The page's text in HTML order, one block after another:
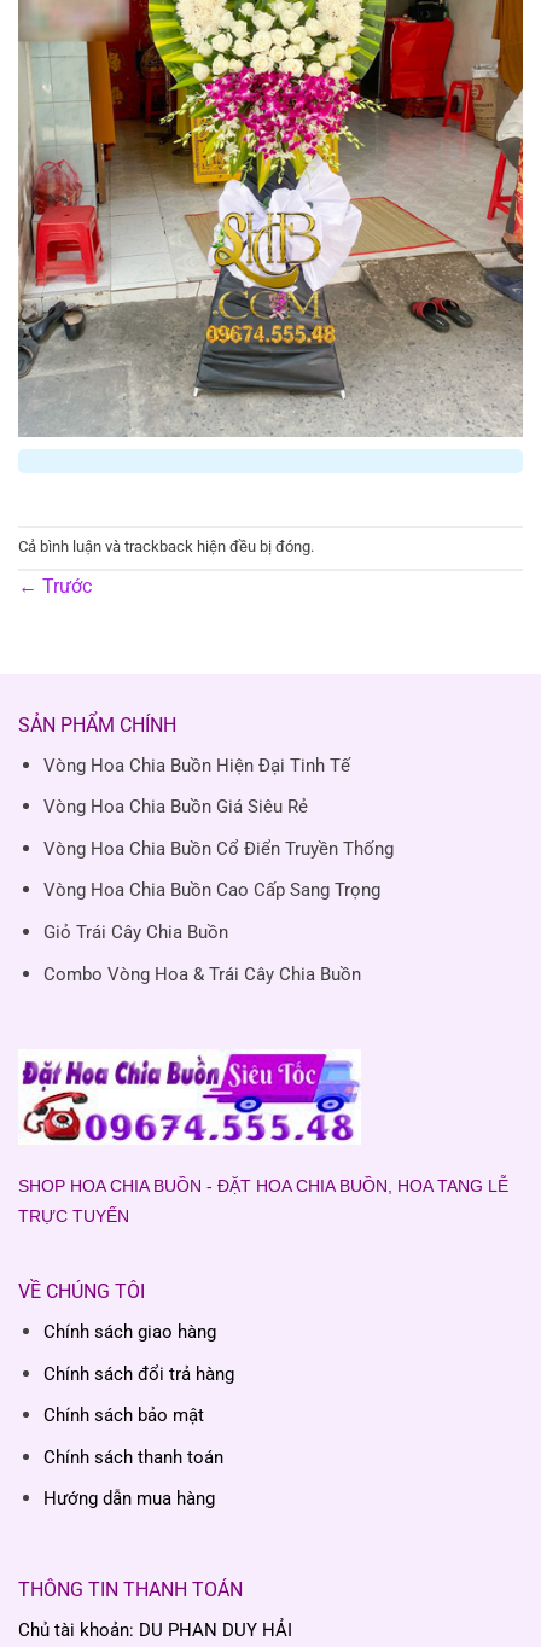
Cả bình luận và trackback hiện đều bị đóng.
← Trước
SẢN PHẨM CHÍNH
Vòng Hoa Chia Buồn Hiện Đại Tinh Tế
Vòng Hoa Chia Buồn Giá Siêu Rẻ
Vòng Hoa Chia Buồn Cổ Điển Truyền Thống
Vòng Hoa Chia Buồn Cao Cấp Sang Trọng
Giỏ Trái Cây Chia Buồn
Combo Vòng Hoa & Trái Cây Chia Buồn
SHOP HOA CHIA BUỒN - ĐẶT HOA CHIA BUỒN, HOA TANG LỄ
TRỰC TUYẾN
VỀ CHÚNG TÔI
Chính sách giao hàng
Chính sách đổi trả hàng
Chính sách bảo mật
Chính sách thanh toán
Hướng dẫn mua hàng
THÔNG TIN THANH TOÁN
Chủ tài khoản: DU PHAN DUY HẢI